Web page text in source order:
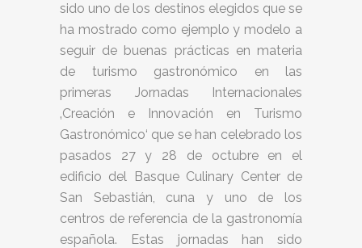
sido uno de los destinos elegidos que se
ha mostrado como ejemplo y modelo a
seguir de buenas prácticas en materia
de turismo gastronómico en las
primeras Jornadas Internacionales
‚Creación e Innovación en Turismo
Gastronómico‘ que se han celebrado los
pasados 27 y 28 de octubre en el
edificio del Basque Culinary Center de
San Sebastián, cuna y uno de los
centros de referencia de la gastronomía
española. Estas jornadas han sido